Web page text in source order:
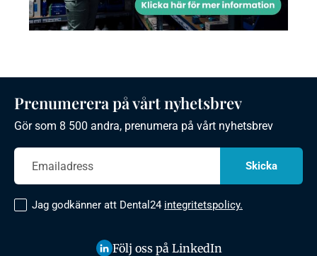
Prenumerera på vårt nyhetsbrev
Gör som 8 500 andra, prenumera på vårt nyhetsbrev
Jag godkänner att Dental24 integritetspolicy.
Följ oss på LinkedIn